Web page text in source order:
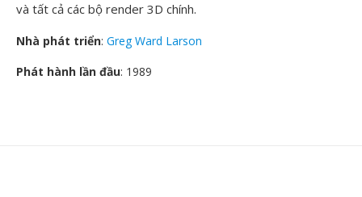
và tất cả các bộ render 3D chính.
Nhà phát triển: Greg Ward Larson
Phát hành lần đầu: 1989